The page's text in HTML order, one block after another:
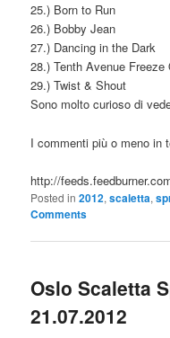
25.) Born to Run
26.) Bobby Jean
27.) Dancing in the Dark
28.) Tenth Avenue Freeze
29.) Twist & Shout
Sono molto curioso di
I commenti più o meno in
http://
Posted in 2012,scaletta,
Comments
Oslo Scaletta
21.07.2012